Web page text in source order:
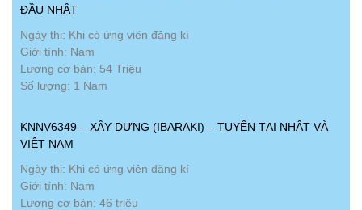
ĐẦU NHẬT
Ngày thi: Khi có ứng viên đăng kí
Giới tính: Nam
Lương cơ bản: 54 Triệu
Số lượng: 1 Nam
KNNV6349 – XÂY DỰNG (IBARAKI) – TUYỂN TẠI NHẬT VÀ
VIỆT NAM
Ngày thi: Khi có ứng viên đăng kí
Giới tính: Nam
Lương cơ bản: 46 triệu